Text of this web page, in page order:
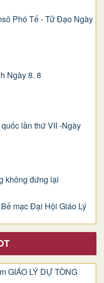
Phó Tế - Tử Đạo Ngày
Ngày 8. 8
lần thứ VII -Ngày
không đứng lại
mạc Đại Hội Giáo Lý
GIÁO LÝ DỰ TÒNG